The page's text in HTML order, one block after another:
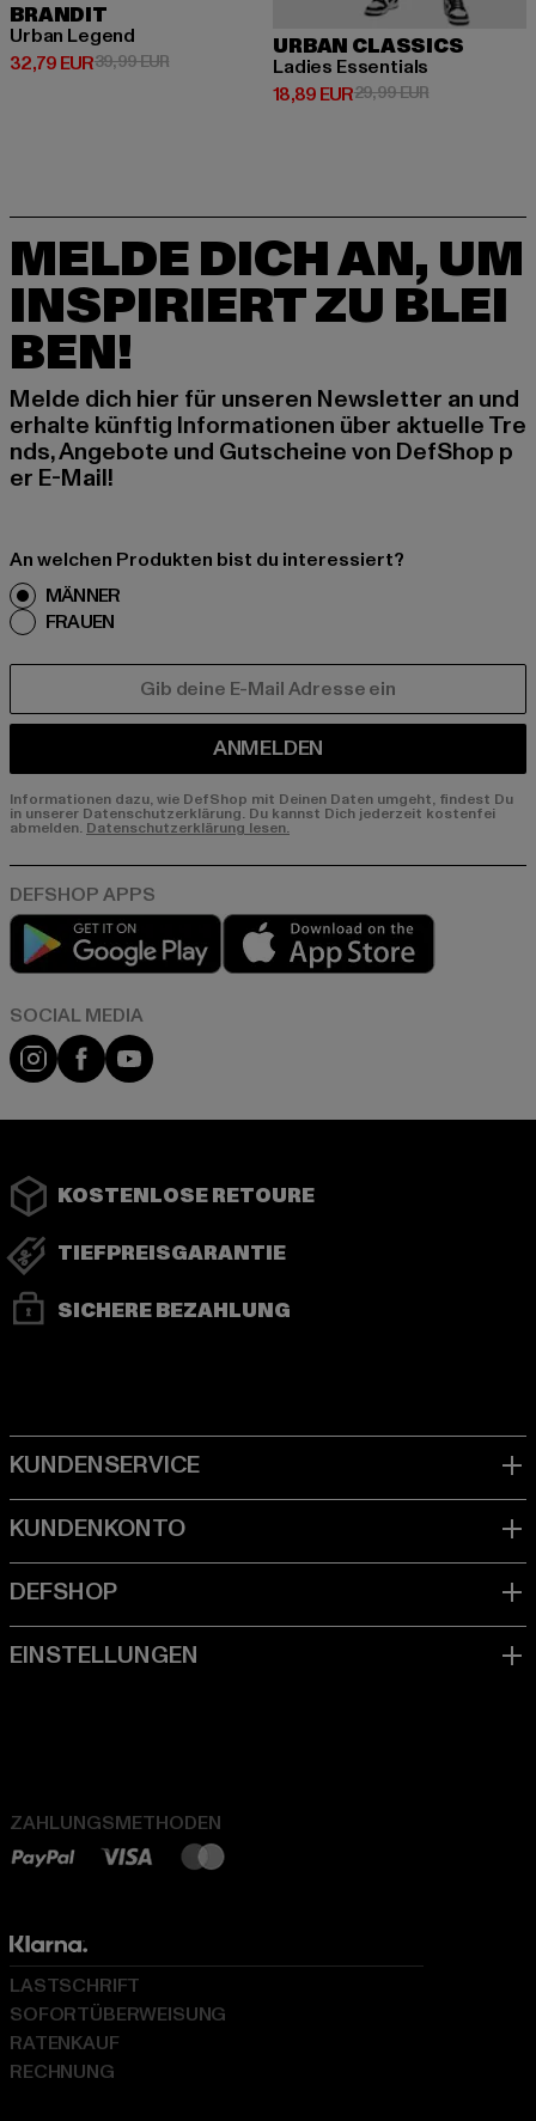
BRANDIT
Urban Legend
32,79 EUR
Derzeitiger Preis: 32,79 EUR
39,99 EURAktionspreis: 39,99 EUR
URBAN CLASSICS
Ladies Essentials
18,89 EUR
Derzeitiger Preis: 18,89 EUR
29,99 EURAktionspreis:
MELDE DICH AN, UM
INSPIRIERT ZU BLEI
BEN!
Melde dich hier für unseren Newsletter an und
erhalte künftig Informationen über aktuelle Tre
nds, Angebote und Gutscheine von DefShop p
er E-Mail!
An welchen Produkten bist du interessiert?
MÄNNER
FRAUEN
ANMELDEN
Informationen dazu, wie DefShop mit Deinen Daten umgeht, findest Du
in unserer Datenschutzerklärung. Du kannst Dich jederzeit kostenfei
abmelden. Datenschutzerklärung lesen.
Play market
Instagram
FacebookYouTube
KOSTENLOSE RETOURE
TIEFPREISGARANTIE
SICHERE BEZAHLUNG
ZAHLUNGSMETHODEN
LASTSCHRIFT
SOFORTÜBERWEISUNG
RATENKAUF
RECHNUNG